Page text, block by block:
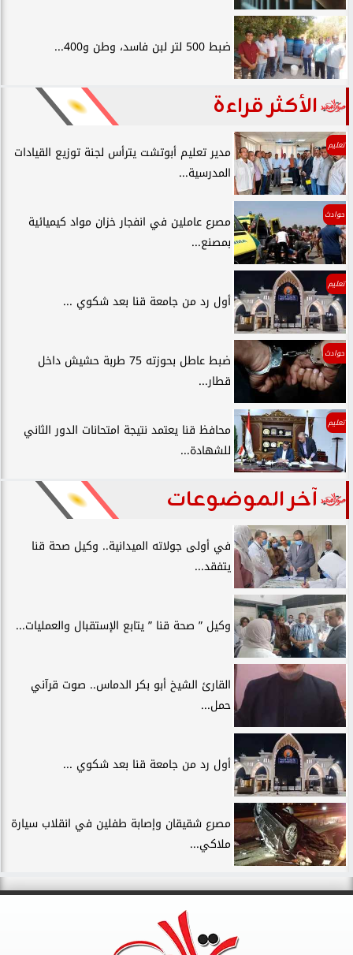
ضبط 500 لتر لبن فاسد، وطن و400...
الأكثر قراءة
تعليم
مدير تعليم أبوتشت يترأس لجنة توزيع القيادات
المدرسية...
حوادث
مصرع عاملين في انفجار خزان مواد كيميائية
بمصنع...
تعليم
أول رد من جامعة قنا بعد شكوي ...
حوادث
ضبط عاطل بحوزته 75 طربة حشيش داخل
قطار...
تعليم
محافظ قنا يعتمد نتيجة امتحانات الدور الثاني
للشهادة...
آخر الموضوعات
في أولى جولاته الميدانية.. وكيل صحة قنا
يتفقد...
وكيل ” صحة قنا ” يتابع الإستقبال والعمليات...
القارئ الشيخ أبو بكر الدماس.. صوت قرآني
حمل...
أول رد من جامعة قنا بعد شكوي ...
مصرع شقيقان وإصابة طفلين في انقلاب سيارة
ملاكي...